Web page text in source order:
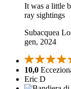
It was a little
ray sightings
Subacquea
gen, 2024
10,0
Eric D